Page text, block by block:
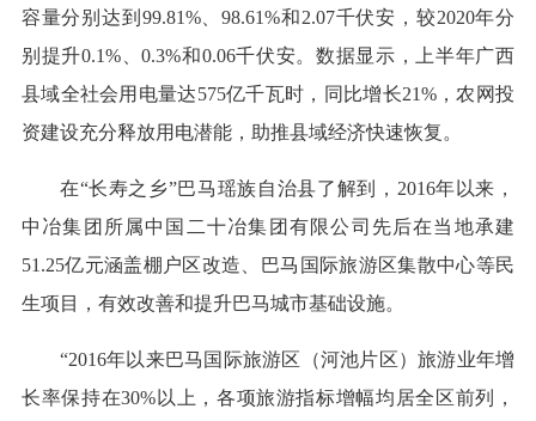
容量分别达到99.81%、98.61%和2.07千伏安，较2020年分
别提升0.1%、0.3%和0.06千伏安。数据显示，上半年广西
县域全社会用电量达575亿千瓦时，同比增长21%，农网投
资建设充分释放用电潜能，助推县域经济快速恢复。
在“长寿之乡”巴马瑶族自治县了解到，2016年以来，
中冶集团所属中国二十冶集团有限公司先后在当地承建
51.25亿元涵盖棚户区改造、巴马国际旅游区集散中心等民
生项目，有效改善和提升巴马城市基础设施。
“2016年以来巴马国际旅游区（河池片区）旅游业年增
长率保持在30%以上，各项旅游指标增幅均居全区前列，